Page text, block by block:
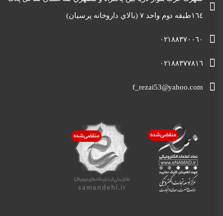
١٦٤طبقه دوم واحد ٧ (بالاي داروخانه پرسيان)
٠٢١٨٨٣٧٠٠٦٠
٠٢١٨٨٣٧٧٨١٦
f_rezai53@yahoo.com